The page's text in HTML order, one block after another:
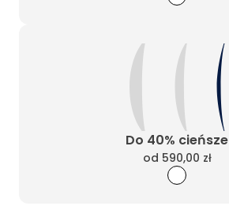
Do 40% cieńsze
od 590,00 zł